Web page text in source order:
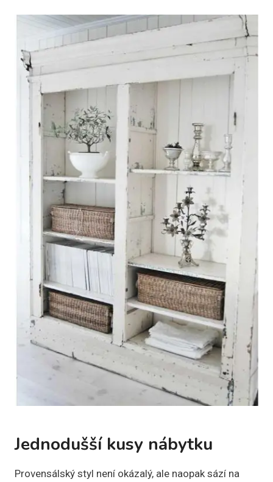
Jednodušší kusy nábytku
Provensálský styl není okázalý, ale naopak sází na